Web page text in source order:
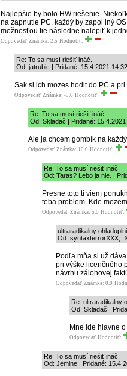
Najlepšie by bolo HW riešenie.
na zapnutie PC, každý by zapol iný
možnosťou tie následne nalepiť k
Odpovedať Známka: 2.5 Hodnotiť:
Re: To sa musí riešiť ináč.
Od: jatrubic | Pridané: 15.4.2021 14:32
Sak si ich mozes hodit do PC a
Odpovedať Známka: -5.0 Hodnotiť:
Re: To sa musí riešiť ináč.
Od: Skladač | Pridané: 15.4.2021
Ale ja chcem gombík na
Odpovedať Známka: 10.0 Hodnotiť:
Re: To sa musí riešiť ináč.
Od: Taras? Lebo ja nie. |
Presne toto ti viem
teba problem. Kde
Odpovedať Známka: 5.0 Hodnotiť:
ultraradikalny
Od: syntaxterrorXXX,.
Podľa mňa si už
pri výške licenčného
návrhu zálohovej
Odpovedať Známka: 0.0
Re: ultraradikalny
Od: Skladač |
Mne ide hlavne
Odpovedať Hodnotiť:
Re: To sa musí riešiť ináč.
Od: Jemine | Pridané: